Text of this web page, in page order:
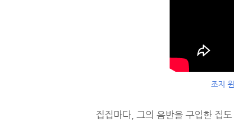
조지
집집마다, 그의 음반을 구입한 집